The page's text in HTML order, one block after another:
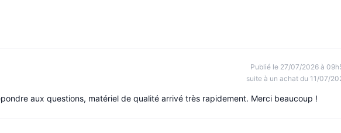
Publié le 27/07/2026 à
suite à un achat du 11/07/
aux questions, matériel de qualité arrivé très rapidement. Merci beaucoup !